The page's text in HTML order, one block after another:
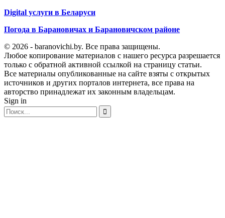
Digital услуги в Беларуси
Погода в Барановичах и Барановичском районе
© 2026 - baranovichi.by. Все права защищены.
Любое копирование материалов с нашего ресурса разрешается
только с обратной активной ссылкой на страницу статьи.
Все материалы опубликованные на сайте взяты с открытых
источников и других порталов интернета, все права на
авторство принадлежат их законным владельцам.
Sign in